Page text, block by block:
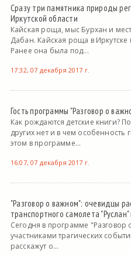
Сразу три памятника природы
Иркутской области
Кайская роща, мыс Бурхан и
Дабан. Кайская роща в
Ранее она была под...
17:32, 07 декабря 2017 г.
Гость программы "Разговор о
Как рождаются детские книги?
других нет и в чем
этом в программе...
16:07, 07 декабря 2017 г.
"Разговор о важном": очевидцы
транспортного самолета
Сегодня в программе
участниками трагических
расскажут о...